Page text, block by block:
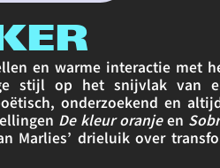
en warme interactie met
stijl op het snijvlak van
onderzoekend en
De kleur oranje en
Marlies’ drieluik over